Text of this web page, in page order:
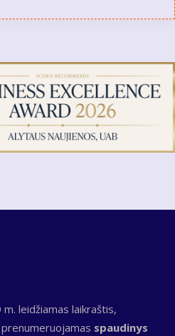
leidžiamas laikraštis,
spaudinys